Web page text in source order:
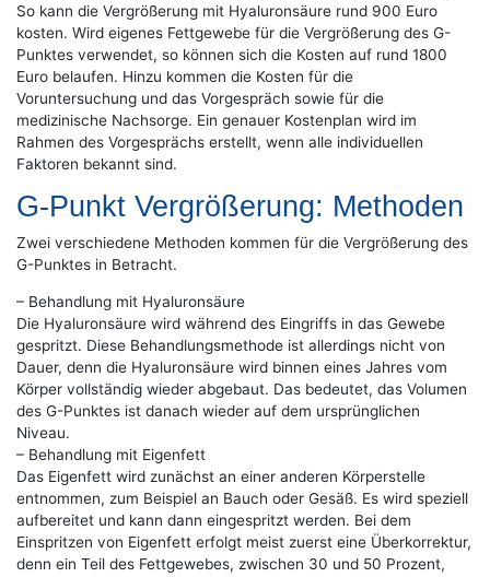
So kann die Vergrößerung mit Hyaluronsäure rund 900 Euro
kosten. Wird eigenes Fettgewebe für die Vergrößerung des G-
Punktes verwendet, so können sich die Kosten auf rund 1800
Euro belaufen. Hinzu kommen die Kosten für die
Voruntersuchung und das Vorgespräch sowie für die
medizinische Nachsorge. Ein genauer Kostenplan wird im
Rahmen des Vorgesprächs erstellt, wenn alle individuellen
Faktoren bekannt sind.
G-Punkt Vergrößerung: Methoden
Zwei verschiedene Methoden kommen für die Vergrößerung des
G-Punktes in Betracht.
– Behandlung mit Hyaluronsäure
Die Hyaluronsäure wird während des Eingriffs in das Gewebe
gespritzt. Diese Behandlungsmethode ist allerdings nicht von
Dauer, denn die Hyaluronsäure wird binnen eines Jahres vom
Körper vollständig wieder abgebaut. Das bedeutet, das Volumen
des G-Punktes ist danach wieder auf dem ursprünglichen
Niveau.
– Behandlung mit Eigenfett
Das Eigenfett wird zunächst an einer anderen Körperstelle
entnommen, zum Beispiel an Bauch oder Gesäß. Es wird speziell
aufbereitet und kann dann eingespritzt werden. Bei dem
Einspritzen von Eigenfett erfolgt meist zuerst eine Überkorrektur,
denn ein Teil des Fettgewebes, zwischen 30 und 50 Prozent,